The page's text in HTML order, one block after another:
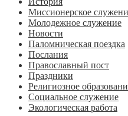
Миссионерское
Молодежное служение
Новости
Паломническая поездка
Послания
Православный пост
Праздники
Религиозное
Социальное служение
Экологическая работа